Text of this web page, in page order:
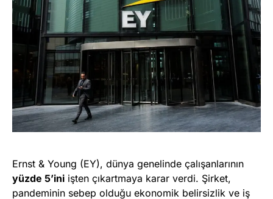
Ernst & Young (EY), dünya genelinde çalışanlarının
yüzde 5’ini işten çıkartmaya karar verdi. Şirket,
pandeminin sebep olduğu ekonomik belirsizlik ve iş